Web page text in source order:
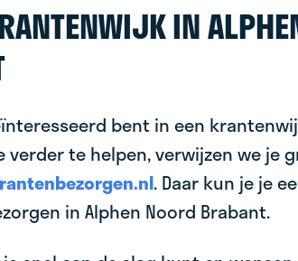
IN
bent in een
verder te helpen, verwijzen we je
. Daar kun je je
in Alphen Noord Brabant.